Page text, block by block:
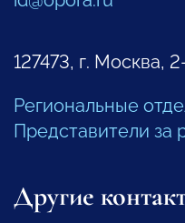
127473, г. Москва,
Региональные
Представители за
Другие